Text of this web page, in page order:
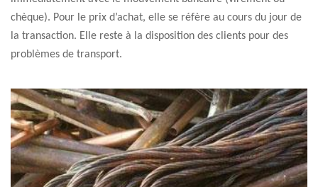
chèque). Pour le prix d’achat, elle se réfère au cours du jour de
la transaction. Elle reste à la disposition des clients pour des
problèmes de transport.